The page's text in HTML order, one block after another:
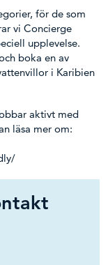
för de som
vi Concierge
upplevelse.
boka en av
i Karibien
aktivt med
läsa mer om: